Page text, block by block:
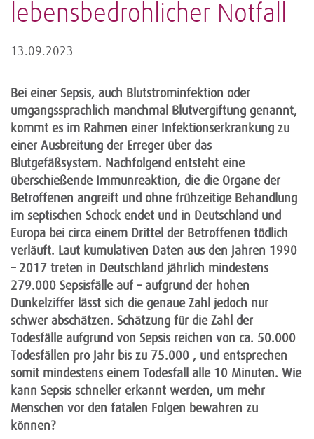
lebensbedrohlicher Notfall
13.09.2023
Bei einer Sepsis, auch Blutstrominfektion oder
umgangssprachlich manchmal Blutvergiftung genannt,
kommt es im Rahmen einer Infektionserkrankung zu
einer Ausbreitung der Erreger über das
Blutgefäßsystem. Nachfolgend entsteht eine
überschießende Immunreaktion, die die Organe der
Betroffenen angreift und ohne frühzeitige Behandlung
im septischen Schock endet und in Deutschland und
Europa bei circa einem Drittel der Betroffenen tödlich
verläuft. Laut kumulativen Daten aus den Jahren 1990
– 2017 treten in Deutschland jährlich mindestens
279.000 Sepsisfälle auf – aufgrund der hohen
Dunkelziffer lässt sich die genaue Zahl jedoch nur
schwer abschätzen. Schätzung für die Zahl der
Todesfälle aufgrund von Sepsis reichen von ca. 50.000
Todesfällen pro Jahr bis zu 75.000 , und entsprechen
somit mindestens einem Todesfall alle 10 Minuten. Wie
kann Sepsis schneller erkannt werden, um mehr
Menschen vor den fatalen Folgen bewahren zu
können?